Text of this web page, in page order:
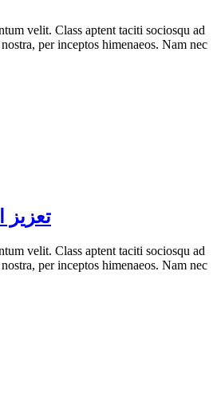
velit. Class aptent taciti sociosqu ad
per inceptos himenaeos. Nam nec
تعزيز
velit. Class aptent taciti sociosqu ad
per inceptos himenaeos. Nam nec